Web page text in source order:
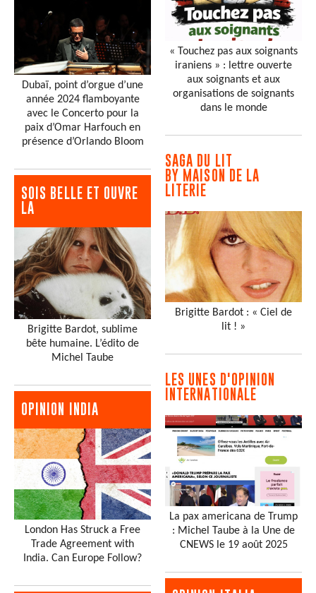
Dubaï, point d’orgue d’une
année 2024 flamboyante
avec le Concerto pour la
paix d’Omar Harfouch en
présence d’Orlando Bloom
SOIS BELLE ET OUVRE
LA
Brigitte Bardot, sublime
bête humaine. L’édito de
Michel Taube
OPINION INDIA
London Has Struck a Free
Trade Agreement with
India. Can Europe Follow?
« Touchez pas aux soignants
iraniens » : lettre ouverte
aux soignants et aux
organisations de soignants
dans le monde
SAGA DU LIT
BY MAISON DE LA
LITERIE
Brigitte Bardot : « Ciel de
lit ! »
LES UNES D'OPINION
INTERNATIONALE
La pax americana de Trump
: Michel Taube à la Une de
CNEWS le 19 août 2025